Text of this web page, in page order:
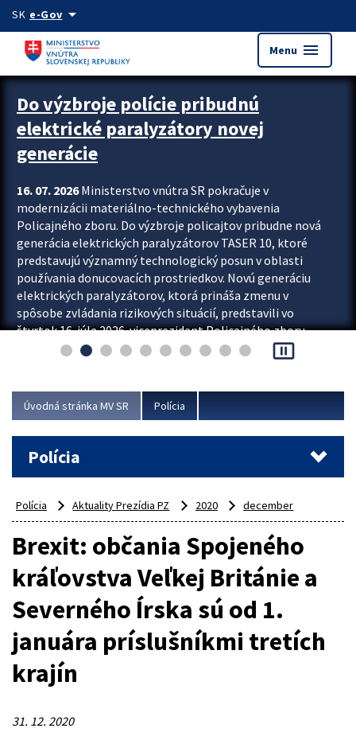
Preskocit na hlavný obsah
SK e-Govarrow_drop_down
Menu menu
Zastavit automatický posun upútavok
Do výzbroje polície pribudnú
elektrické paralyzátory novej
generácie
16. 07. 2026Ministerstvo vnútra SR pokračuje v
modernizácii materiálno-technického vybavenia
Policajného zboru. Do výzbroje policajtov pribudne nová
generácia elektrických paralyzátorov TASER 10, ktoré
predstavujú významný technologický posun v oblasti
používania donucovacích prostriedkov. Novú generáciu
elektrických paralyzátorov, ktorá prináša zmenu v
spôsobe zvládania rizikových situácií, predstavili vo
štvrtok 16. júla 2026 viceprezident Policajného zboru
Rastislav Polakovič a riaditeľ odboru výcviku...
pause_presentation
Úvodná stránka MV SR Polícia
Polícia
Polícia Aktuality Prezídia PZ 2020 december
Brexit: občania Spojeného
kráľovstva Veľkej Británie a
Severného Írska sú od 1.
januára príslušníkmi tretích
krajín
31. 12. 2020